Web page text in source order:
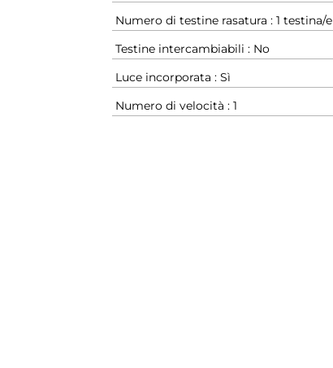
Numero di testine rasatura : 1 testina/e
Testine intercambiabili : No
Luce incorporata : Sì
Numero di velocità : 1